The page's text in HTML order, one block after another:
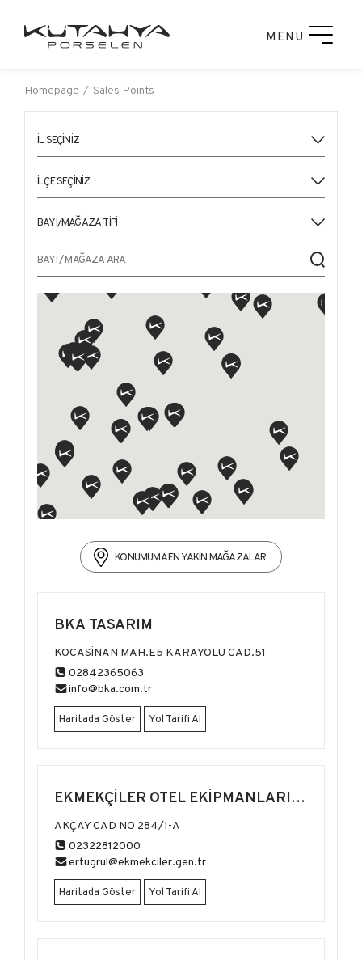
MENU
Homepage Sales Points
KONUMUMA EN YAKIN MAĞAZALAR
BKA TASARIM
KOCASİNAN MAH.E5 KARAYOLU CAD.51
02842365063
info@bka.com.tr
Haritada Göster Yol Tarifi Al
EKMEKÇİLER OTEL EKİPMANLARI
MUTFAK
AKÇAY CAD NO 284/1-A
02322812000
ertugrul@ekmekciler.gen.tr
Haritada Göster Yol Tarifi Al